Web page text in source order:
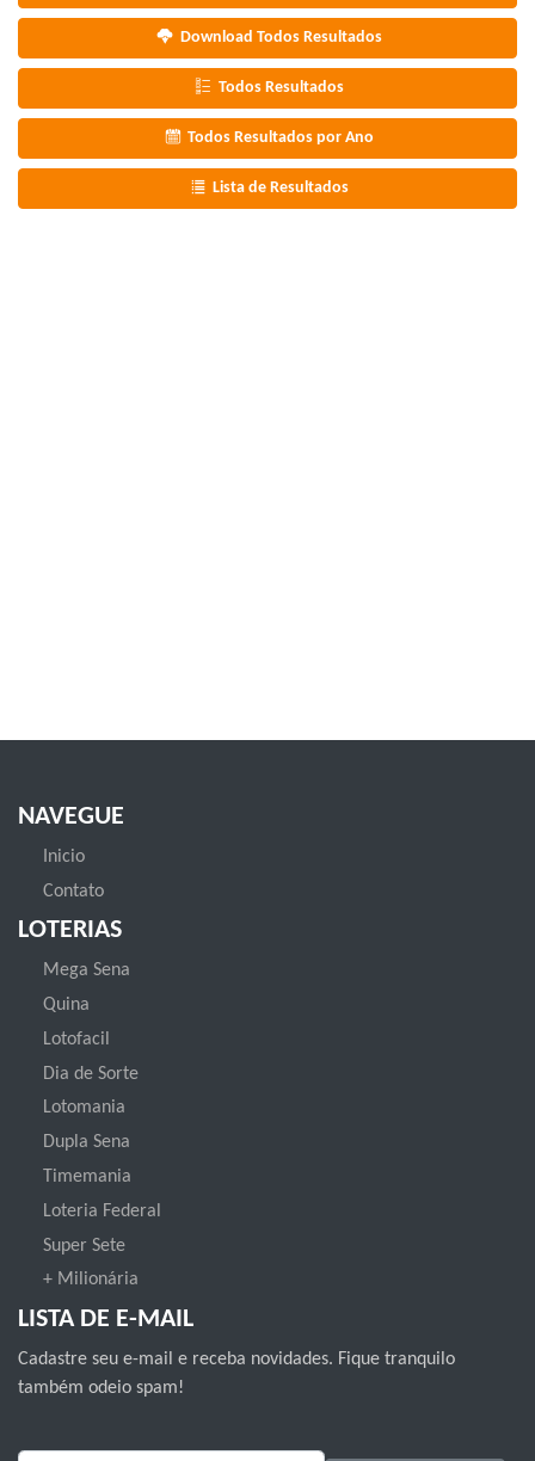
Download Todos Resultados
Todos Resultados
Todos Resultados por Ano
Lista de Resultados
NAVEGUE
Inicio
Contato
LOTERIAS
Mega Sena
Quina
Lotofacil
Dia de Sorte
Lotomania
Dupla Sena
Timemania
Loteria Federal
Super Sete
+ Milionária
LISTA DE E-MAIL
Cadastre seu e-mail e receba novidades. Fique tranquilo
também odeio spam!